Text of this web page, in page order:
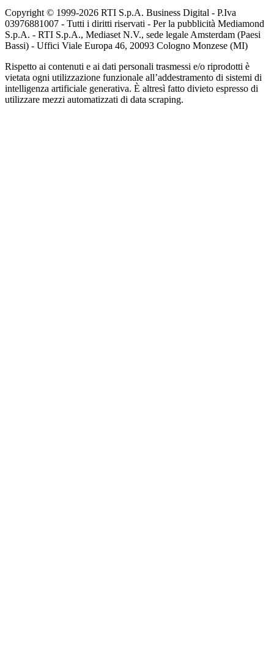
Copyright © 1999-2026 RTI S.p.A. Business Digital - P.Iva
03976881007 - Tutti i diritti riservati - Per la pubblicità Mediamond
S.p.A. - RTI S.p.A., Mediaset N.V., sede legale Amsterdam (Paesi
Bassi) - Uffici Viale Europa 46, 20093 Cologno Monzese (MI)
Rispetto ai contenuti e ai dati personali trasmessi e/o riprodotti è
vietata ogni utilizzazione funzionale all’addestramento di sistemi di
intelligenza artificiale generativa. È altresì fatto divieto espresso di
utilizzare mezzi automatizzati di data scraping.